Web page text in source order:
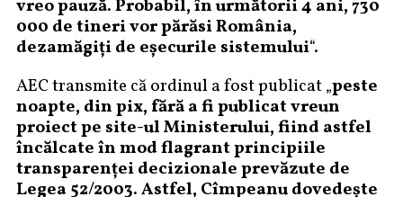
vreo pauză. Probabil, în următorii 4 ani, 730
000 de tineri vor părăsi România,
dezamăgiți de eșecurile sistemului“.
AEC transmite că ordinul a fost publicat „peste
noapte, din pix, fără a fi publicat vreun
proiect pe site-ul Ministerului, fiind astfel
încălcate în mod flagrant principiile
transparenței decizionale prevăzute de
Legea 52/2003. Astfel, Cîmpeanu dovedește